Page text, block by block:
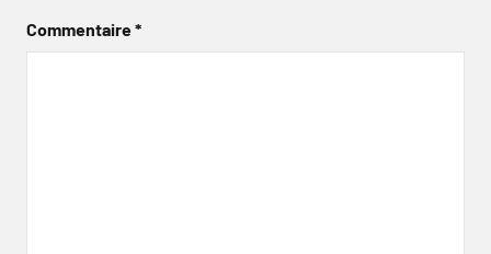
Commentaire*